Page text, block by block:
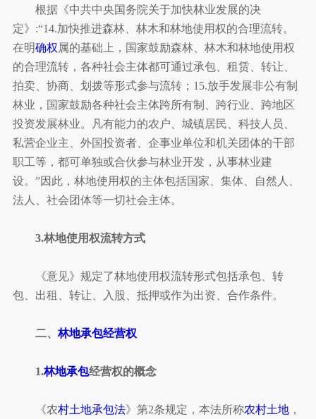
根据《中共中央国务院关于加快林业发展的决
定》:“14.加快推进森林、林木和林地使用权的合理流转。
在明确权属的基础上，国家鼓励森林、林木和林地使用权
的合理流转，各种社会主体都可通过承包、租赁、转让、
拍卖、协商、划拨等形式参与流转；15.放手发展非公有制
林业，国家鼓励各种社会主体跨所有制、跨行业、跨地区
投资发展林业。凡有能力的农户、城镇居民、科技人员、
私营企业主、外国投资者、企事业单位和机关团体的干部
职工等，都可单独或合伙参与林业开发，从事林业建
设。”因此，林地使用权的主体包括国家、集体、自然人、
法人、社会团体等一切社会主体。
3.林地使用权流转方式
《意见》规定了林地使用权流转形式包括承包、转
包、出租、转让、入股、抵押或作为出资、合作条件。
二、林地承包经营权
1.林地承包经营权的概念
《农村土地承包法》第2条规定，本法所称农村土地 ，